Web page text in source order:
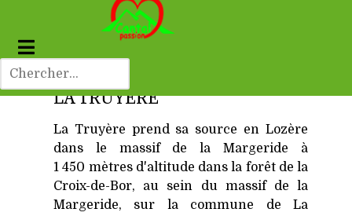
LA TRUYÈRE
La Truyère prend sa source en Lozère
dans le massif de la Margeride à
1 450 mètres d'altitude dans la forêt de la
Croix-de-Bor, au sein du massif de la
Margeride, sur la commune de La